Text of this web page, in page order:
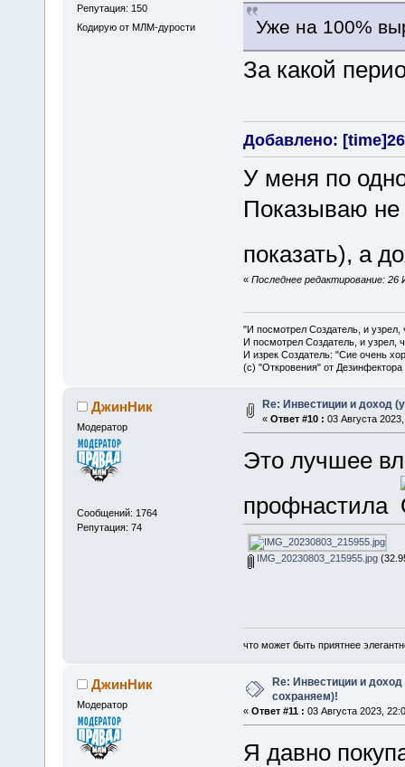
Репутация: 150
Кодирую от МЛМ-дурости
Уже на 100%
За какой
Добавлено:
У меня по
Показываю не
показать), а
« Последнее редактирование:
"И посмотрел Создатель, и
И посмотрел Создатель, и узрел,
И изрек Создатель: "Сие очень
(с) "Откровения" от Дезинфектора
ДжинНик
Модератор
Сообщений: 1764
Репутация: 74
Re: Инвестиции и доход
« Ответ #10 : 03 Августа
Это лучшее
профнастила
IMG_20230803_215955.jpg
что может быть приятнее
ДжинНик
Модератор
Re: Инвестиции и
сохраняем)!
« Ответ #11 : 03 Августа 2023,
Я давно